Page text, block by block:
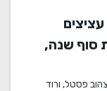
סוף שנה,
הבית,
פסטל, ורוד